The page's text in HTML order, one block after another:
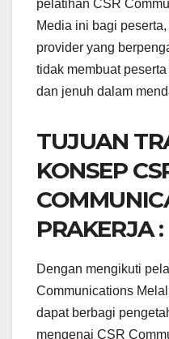
pelatihan CSR
Media ini bagi
provider yang
tidak membuat
dan jenuh dalam
TUJUAN
KONSEP
PRAKERJA :
Dengan mengikuti
Communications
dapat berbagi
mengenai CSR